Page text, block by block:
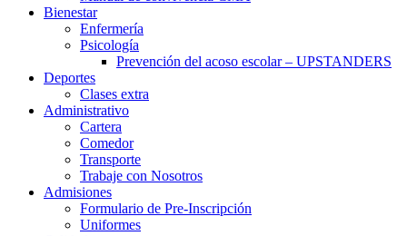
Bienestar
Enfermería
Psicología
Prevención del acoso escolar – UPSTANDERS
Deportes
Clases extra
Administrativo
Cartera
Comedor
Transporte
Trabaje con Nosotros
Admisiones
Formulario de Pre-Inscripción
Uniformes